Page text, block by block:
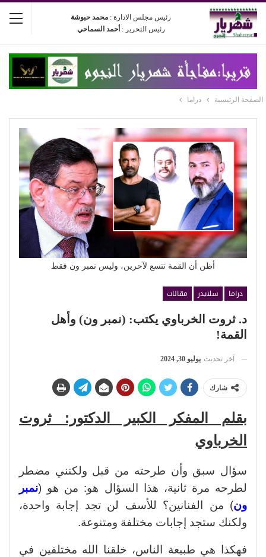
رئيس مجلس الادارة : محمد حبوشة
رئيس التحرير : أحمد السماحي
الصفحة الرئيسية دراما
أظن أن القمة تتسع لآحرين، وليس نمبر ون فقط
دراما سلايدر
مقالات
د. ثروت الخرباوي يكتب: (نمبر ون) وأهل
القمة!
آخر تحديث يوليو 30, 2024
شارك
بقلم المفكر الكبير الدكتور: ثروت
الخرباوي
سؤال سبق وأن طرحته من قبل ولكنني مضطر
لطرحه مرة ثانية، هذا السؤال هو: من هو (نمبر
ون) من الفنانين؟ للأسف لن تجد إجابة واحدة،
ولكنك ستجد إجابات مختلفة ومتنوعة.
فهكذا هي طبيعة الناس، خلقنا الله مختلفين في